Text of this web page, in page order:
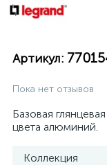
Артикул:
Пока нет отзывов
Базовая
цвета алюминий.
Коллекция